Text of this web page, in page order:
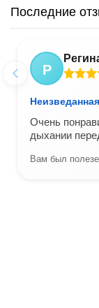
Последние
Р
Очень
дыхании
Вам был